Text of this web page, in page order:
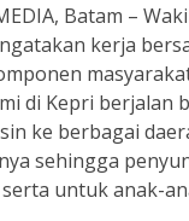
Batam –
kerja
di Kepri berjalan
ke berbagai
sehingga
untuk anak-